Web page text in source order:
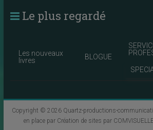
Le plus regardé
Les nouveaux
livres
BLOGUE
Copyright © 2026 Quartz-productions-
en place par Création de sites par